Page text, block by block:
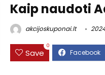
Kaip naudoti
akcijoskuponai.lt
Save
0